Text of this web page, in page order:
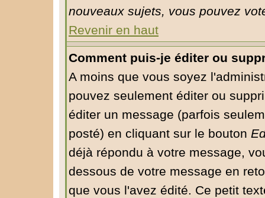
nouveaux sujets, vous pouvez
Revenir en haut
Comment puis-je éditer ou
A moins que vous soyez
pouvez seulement éditer ou
éditer un message (parfois
posté) en cliquant sur le bouton
déjà répondu à votre message,
dessous de votre message en
que vous l'avez édité. Ce petit